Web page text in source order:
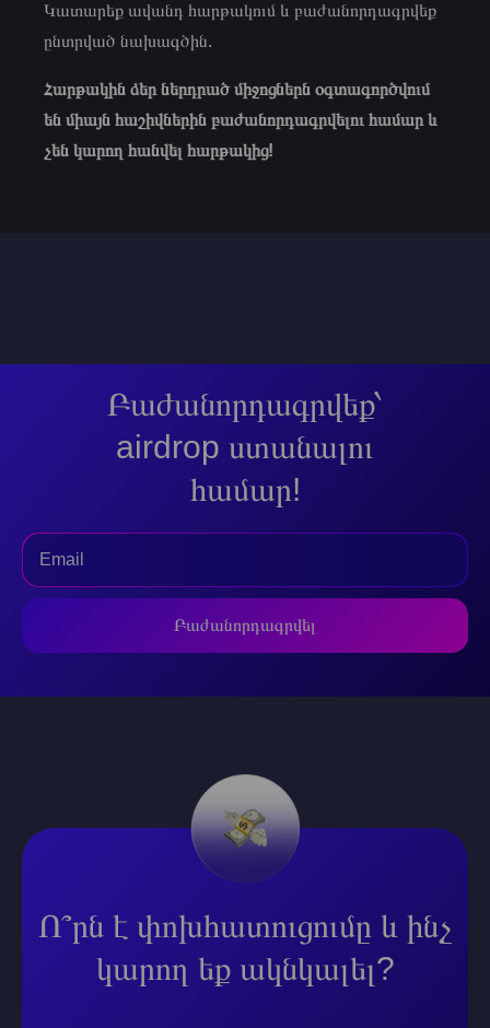
Կատարեք ավանդ հարթակում և բաժանորդագրվեք
ընտրված նախագծին.
Հարթակին ձեր ներդրած միջոցներն օգտագործվում
են միայն հաշիվներին բաժանորդագրվելու համար և
չեն կարող հանվել հարթակից!
Բաժանորդագրվեք՝
airdrop ստանալու
համար!
Բաժանորդագրվել
Ո՞րն է փոխհատուցումը և ինչ
կարող եք ակնկալել?